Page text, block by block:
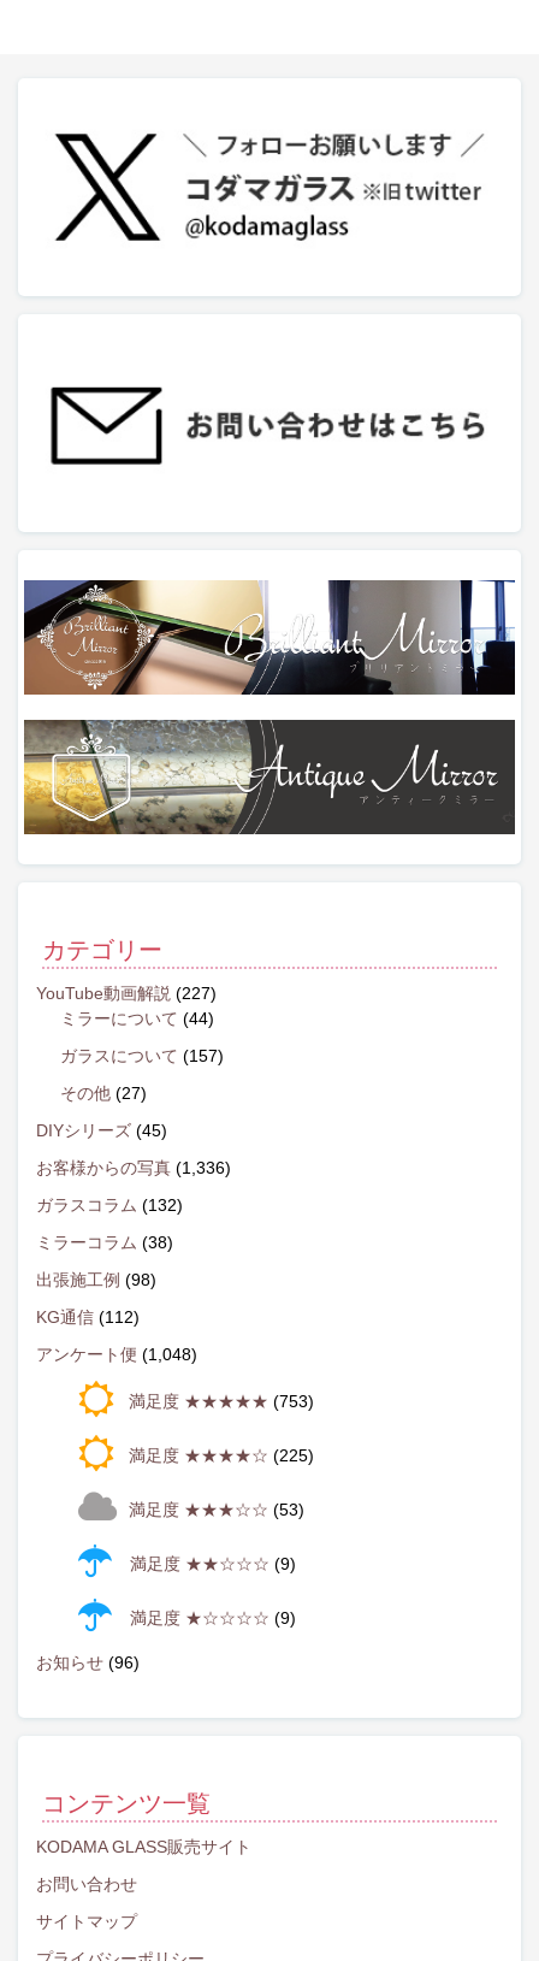
カテゴリー
YouTube動画解説 (227)
ミラーについて (44)
ガラスについて (157)
その他 (27)
DIYシリーズ (45)
お客様からの写真 (1,336)
ガラスコラム (132)
ミラーコラム (38)
出張施工例 (98)
KG通信 (112)
アンケート便 (1,048)
満足度 ★★★★★ (753)
満足度 ★★★★☆ (225)
満足度 ★★★☆☆ (53)
満足度 ★★☆☆☆ (9)
満足度 ★☆☆☆☆ (9)
お知らせ (96)
コンテンツ一覧
KODAMA GLASS販売サイト
お問い合わせ
サイトマップ